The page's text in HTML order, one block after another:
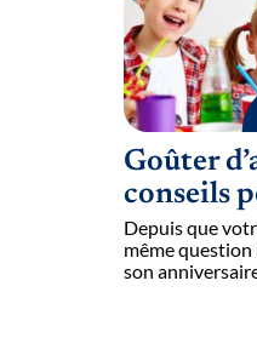
Goûter
conseils
Depuis que
même
son